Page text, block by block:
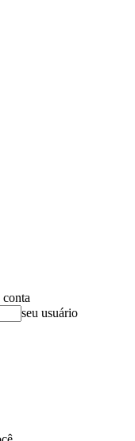
seu usuário